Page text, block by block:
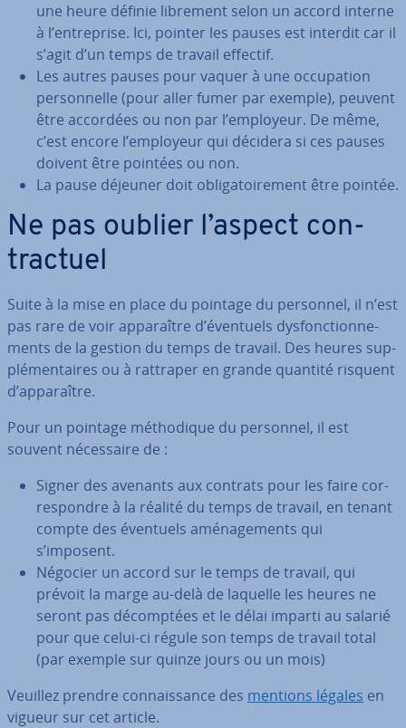
une heure définie librement selon un accord interne
à l’en­tre­prise. Ici, pointer les pauses est interdit car il
s’agit d’un temps de travail effectif.
Les autres pauses pour vaquer à une oc­cu­pa­tion
per­son­nelle (pour aller fumer par exemple), peuvent
être accordées ou non par l’employeur. De même,
c’est encore l’employeur qui décidera si ces pauses
doivent être pointées ou non.
La pause déjeuner doit obli­ga­toi­re­ment être pointée.
Ne pas oublier l’aspect con­
trac­tuel
Suite à la mise en place du pointage du personnel, il n’est
pas rare de voir ap­pa­raître d’éventuels dys­fonc­tion­ne­
ments de la gestion du temps de travail. Des heures sup­
plé­men­taires ou à rattraper en grande quantité risquent
d’ap­pa­raître.
Pour un pointage mé­tho­dique du personnel, il est
souvent né­ces­saire de :
Signer des avenants aux contrats pour les faire cor­
res­pondre à la réalité du temps de travail, en tenant
compte des éventuels amé­na­ge­ments qui
s’imposent.
Négocier un accord sur le temps de travail, qui
prévoit la marge au-delà de laquelle les heures ne
seront pas dé­comp­tées et le délai imparti au salarié
pour que celui-ci régule son temps de travail total
(par exemple sur quinze jours ou un mois)
Veuillez prendre con­nais­sance des mentions légales en
vigueur sur cet article.